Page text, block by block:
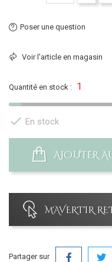
Poser une question
Voir l'article en magasin
Quantité en stock : 1
 En stock
AJOUTER
M'AVERTIR
Partager sur